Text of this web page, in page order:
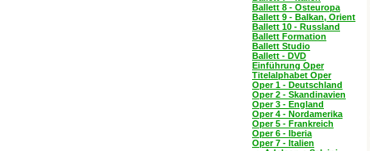
Ballett 8 - Osteuropa
Ballett 9 - Balkan, Orient
Ballett 10 - Russland
Ballett Formation
Ballett Studio
Ballett - DVD
Einführung Oper
Titelalphabet Oper
Oper 1 - Deutschland
Oper 2 - Skandinavien
Oper 3 - England
Oper 4 - Nordamerika
Oper 5 - Frankreich
Oper 6 - Iberia
Oper 7 - Italien